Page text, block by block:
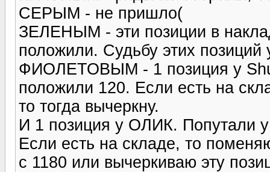
СЕРЫМ - не пришло(
ЗЕЛЕНЫМ - эти позиции в
положили. Судьбу этих позиций
ФИОЛЕТОВЫМ - 1 позиция у
положили 120. Если есть на
то тогда вычеркну.
И 1 позиция у ОЛИК. Попутали
Если есть на складе, то
с 1180 или вычеркиваю эту